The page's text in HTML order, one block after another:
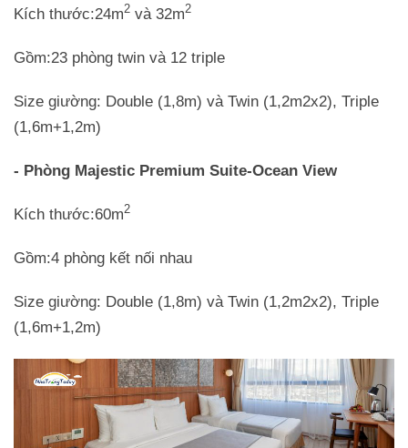
Kích thước:24m2 và 32m2
Gồm:23 phòng twin và 12 triple
Size giường: Double (1,8m) và Twin (1,2m2x2), Triple
(1,6m+1,2m)
- Phòng Majestic Premium Suite-Ocean View
Kích thước:60m2
Gồm:4 phòng kết nối nhau
Size giường: Double (1,8m) và Twin (1,2m2x2), Triple
(1,6m+1,2m)